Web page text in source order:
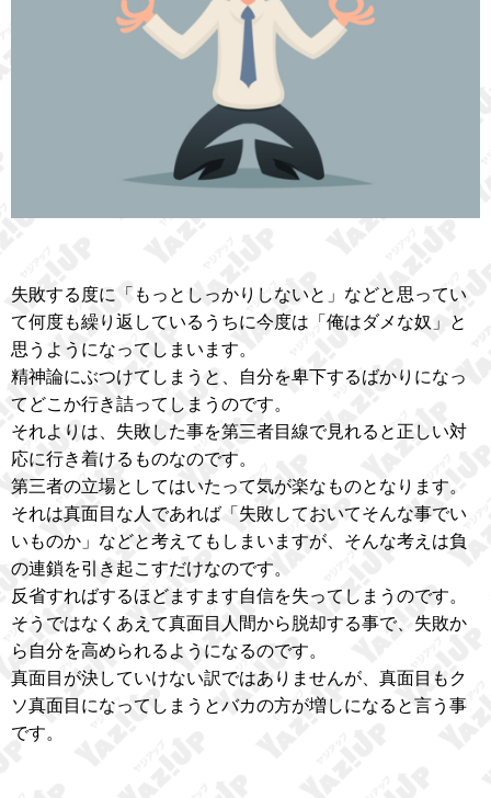
失敗する度に「もっとしっかりしないと」などと思ってい
て何度も繰り返しているうちに今度は「俺はダメな奴」と
思うようになってしまいます。
精神論にぶつけてしまうと、自分を卑下するばかりになっ
てどこか行き詰ってしまうのです。
それよりは、失敗した事を第三者目線で見れると正しい対
応に行き着けるものなのです。
第三者の立場としてはいたって気が楽なものとなります。
それは真面目な人であれば「失敗しておいてそんな事でい
いものか」などと考えてもしまいますが、そんな考えは負
の連鎖を引き起こすだけなのです。
反省すればするほどますます自信を失ってしまうのです。
そうではなくあえて真面目人間から脱却する事で、失敗か
ら自分を高められるようになるのです。
真面目が決していけない訳ではありませんが、真面目もク
ソ真面目になってしまうとバカの方が増しになると言う事
です。